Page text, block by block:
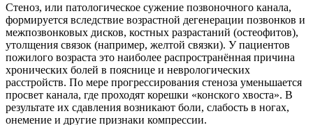
Стеноз, или патологическое сужение позвоночного канала,
формируется вследствие возрастной дегенерации позвонков и
межпозвонковых дисков, костных разрастаний (остеофитов),
утолщения связок (например, желтой связки). У пациентов
пожилого возраста это наиболее распространённая причина
хронических болей в пояснице и неврологических
расстройств. По мере прогрессирования стеноза уменьшается
просвет канала, где проходят корешки «конского хвоста». В
результате их сдавления возникают боли, слабость в ногах,
онемение и другие признаки компрессии.